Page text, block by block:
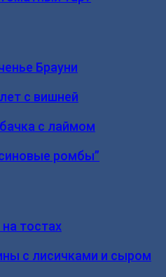
Брауни
с вишней
с лаймом
ромбы”
тостах
с лисичками и сыром